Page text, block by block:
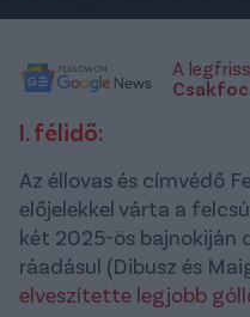
A
I. félidő:
Az éllovas és címvédő
előjelekkel várta a
két 2025-ös bajnokiján
ráadásul (Dibusz és
elveszítette legjobb